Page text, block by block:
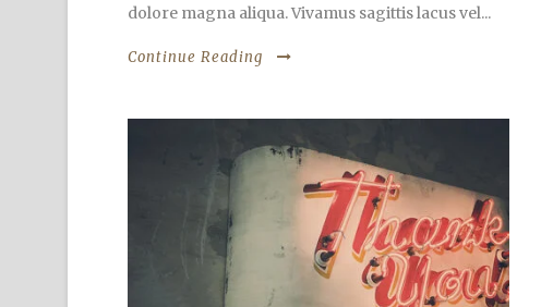
dolore magna aliqua. Vivamus sagittis lacus vel...
Continue Reading